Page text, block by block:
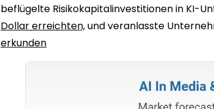
beflügelte Risikokapitalinvestitionen in KI-
Dollar erreichten,und veranlasste
erkunden